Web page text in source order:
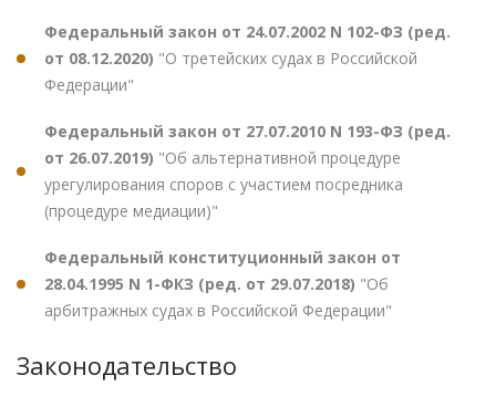
Федеральный закон от 24.07.2002 N 102-ФЗ (ред.
от 08.12.2020) "О третейских судах в Российской
Федерации"
Федеральный закон от 27.07.2010 N 193-ФЗ (ред.
от 26.07.2019) "Об альтернативной процедуре
урегулирования споров с участием посредника
(процедуре медиации)"
Федеральный конституционный закон от
28.04.1995 N 1-ФКЗ (ред. от 29.07.2018) "Об
арбитражных судах в Российской Федерации"
Законодательство